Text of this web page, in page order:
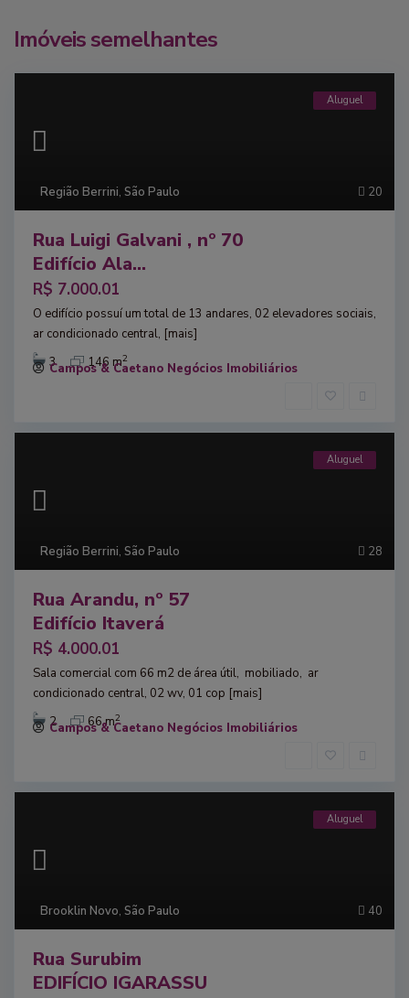
Imóveis semelhantes
20
Região Berrini, São Paulo
Aluguel
Rua Luigi Galvani , nº 70
Edifício Ala...
R$ 7.000.01
O edifício possuí um total de 13 andares, 02 elevadores sociais,
ar condicionado central, [mais]
3
146 m2
Campos & Caetano Negócios Imobiliários
28
Região Berrini, São Paulo
Aluguel
Rua Arandu, nº 57
Edifício Itaverá
R$ 4.000.01
Sala comercial com 66 m2 de área útil, mobiliado, ar
condicionado central, 02 wv, 01 cop [mais]
2
66 m2
Campos & Caetano Negócios Imobiliários
40
Brooklin Novo, São Paulo
Aluguel
Rua Surubim
EDIFÍCIO IGARASSU